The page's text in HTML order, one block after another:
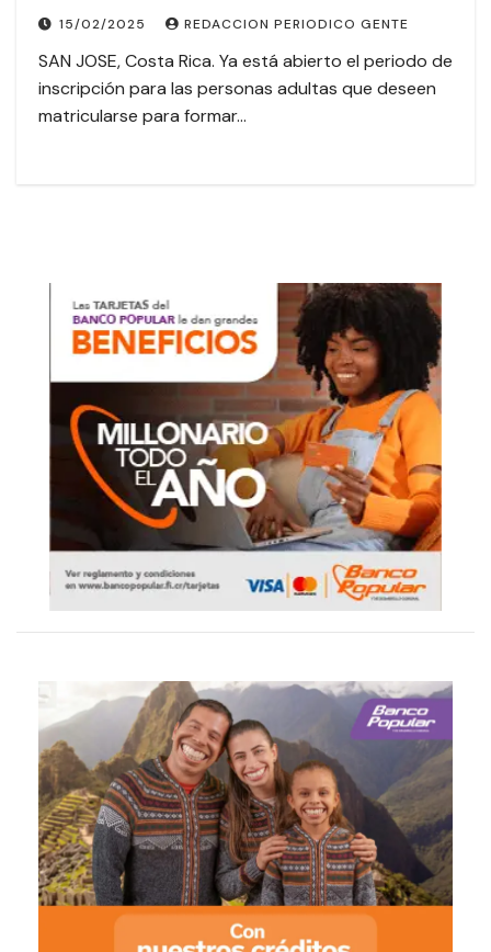
15/02/2025 REDACCION PERIODICO GENTE
SAN JOSE, Costa Rica. Ya está abierto el periodo de
inscripción para las personas adultas que deseen
matricularse para formar…